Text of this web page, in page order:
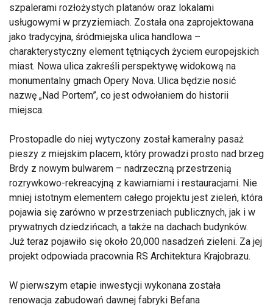
szpalerami rozłożystych platanów oraz lokalami
usługowymi w przyziemiach. Została ona zaprojektowana
jako tradycyjna, śródmiejska ulica handlowa –
charakterystyczny element tętniących życiem europejskich
miast. Nowa ulica zakreśli perspektywę widokową na
monumentalny gmach Opery Nova. Ulica będzie nosić
nazwę „Nad Portem”, co jest odwołaniem do historii
miejsca.
Prostopadle do niej wytyczony został kameralny pasaż
pieszy z miejskim placem, który prowadzi prosto nad brzeg
Brdy z nowym bulwarem – nadrzeczną przestrzenią
rozrywkowo-rekreacyjną z kawiarniami i restauracjami. Nie
mniej istotnym elementem całego projektu jest zieleń, która
pojawia się zarówno w przestrzeniach publicznych, jak i w
prywatnych dziedzińcach, a także na dachach budynków.
Już teraz pojawiło się około 20,000 nasadzeń zieleni. Za jej
projekt odpowiada pracownia RS Architektura Krajobrazu.
W pierwszym etapie inwestycji wykonana została
renowacja zabudowań dawnej fabryki Befana